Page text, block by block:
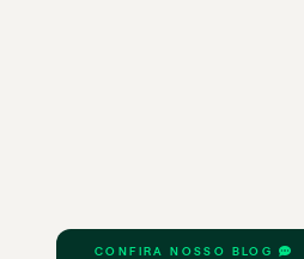
CONFIRA NOSSO BLOG